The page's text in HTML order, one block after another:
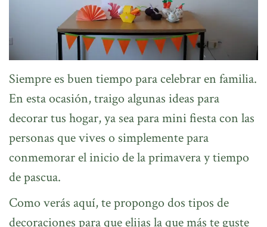
Siempre es buen tiempo para celebrar en familia.
En esta ocasión, traigo algunas ideas para
decorar tus hogar, ya sea para mini fiesta con las
personas que vives o simplemente para
conmemorar el inicio de la primavera y tiempo
de pascua.
Como verás aquí, te propongo dos tipos de
decoraciones para que elijas la que más te guste